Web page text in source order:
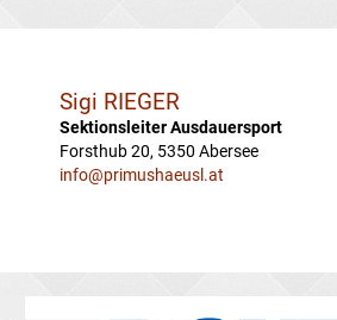
Sigi RIEGER
Sektionsleiter Ausdauersport
Forsthub 20, 5350 Abersee
info@primushaeusl.at